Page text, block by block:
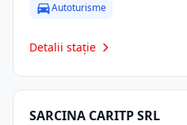
Autoturisme
Detalii stație
SARCINA CARITP SRL